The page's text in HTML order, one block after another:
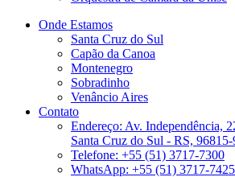
Onde Estamos
Santa Cruz do Sul
Capão da Canoa
Montenegro
Sobradinho
Venâncio Aires
Contato
Endereço: Av. Independência,
Santa Cruz do Sul - RS,
Telefone: +55 (51) 3717-7300
WhatsApp: +55 (51) 3717-7425